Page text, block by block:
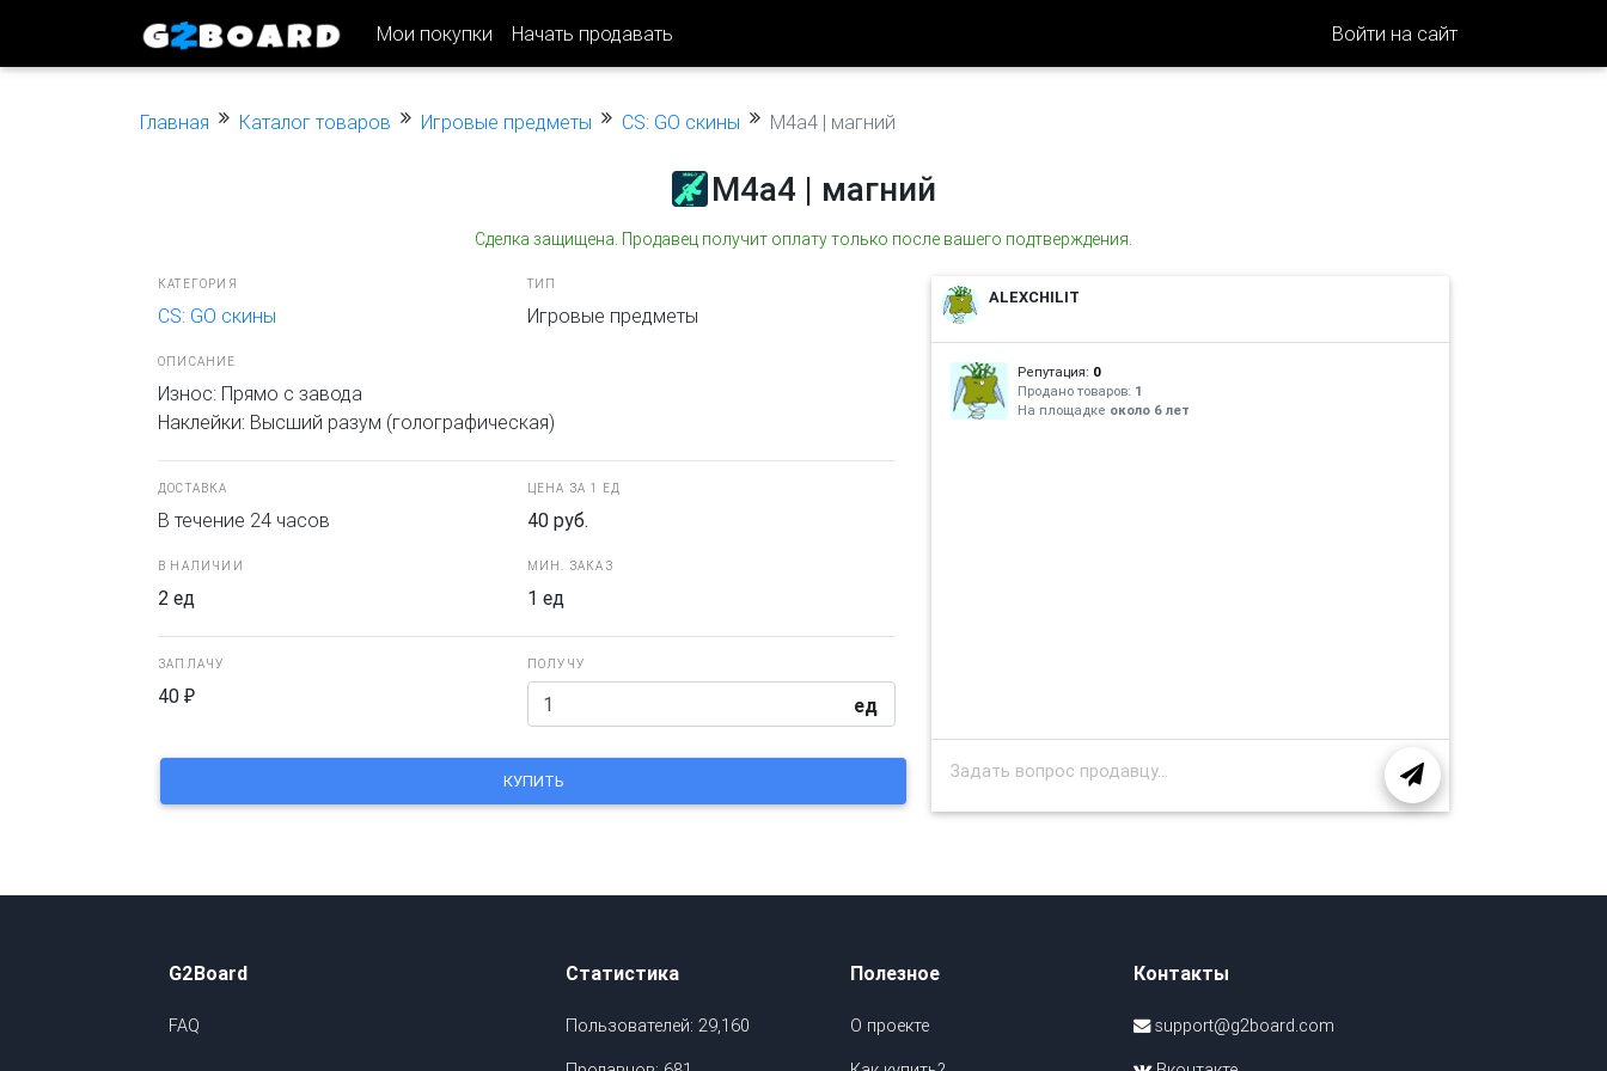
Мои покупки Начать продавать Войти на сайт
Главная Каталог товаров Игровые предметы CS: GO скины M4a4 | магний
M4a4 | магний
Сделка защищена. Продавец получит оплату только после вашего подтверждения.
КАТЕГОРИЯ
CS: GO скины
ТИП
Игровые предметы
ОПИСАНИЕ
Износ: Прямо с завода
Наклейки: Высший разум (голографическая)
ДОСТАВКА
В течение 24 часов
ЦЕНА ЗА 1 ЕД
40 руб.
В НАЛИЧИИ
2 ед
МИН. ЗАКАЗ
1 ед
ЗАПЛАЧУ
40 ₽
ПОЛУЧУ
ед
ALEXCHILIT
Репутация: 0
Продано товаров: 1
На площадке около 6 лет
G2Board
FAQ
Статистика
Пользователей: 29,160
Полезное
О проекте
Контакты
support@g2board.com